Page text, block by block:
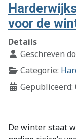
voor de
Details
Geschreven
Categorie:
Gepubliceerd:
De winter staat